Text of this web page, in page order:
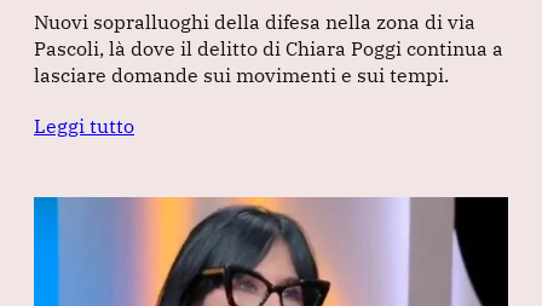
Nuovi sopralluoghi della difesa nella zona di via
Pascoli, là dove il delitto di Chiara Poggi continua a
lasciare domande sui movimenti e sui tempi.
Leggi tutto